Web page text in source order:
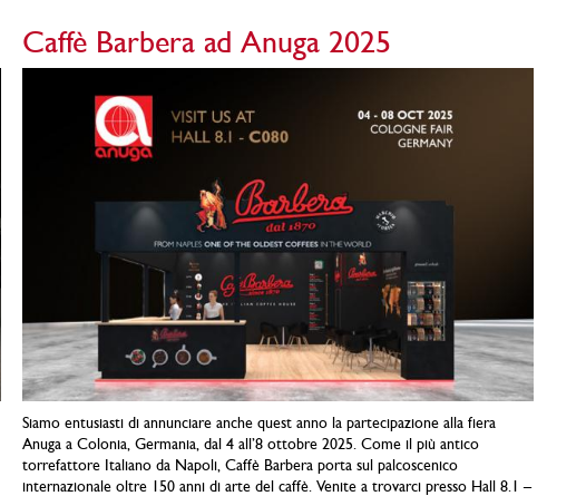
Caffè Barbera ad Anuga 2025
Siamo entusiasti di annunciare anche quest anno la partecipazione alla fiera
Anuga a Colonia, Germania, dal 4 all’8 ottobre 2025. Come il più antico
torrefattore Italiano da Napoli, Caffè Barbera porta sul palcoscenico
internazionale oltre 150 anni di arte del caffè. Venite a trovarci presso Hall 8.1 –